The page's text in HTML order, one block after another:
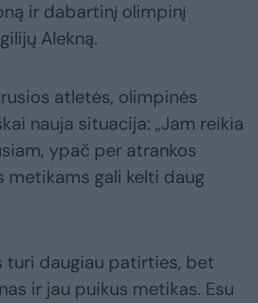
ir dabartinį olimpinį
Alekną.
atletės, olimpinės
nauja situacija: „Jam reikia
ypač per atrankos
metikams gali kelti daug
turi daugiau patirties, bet
ir jau puikus metikas. Esu